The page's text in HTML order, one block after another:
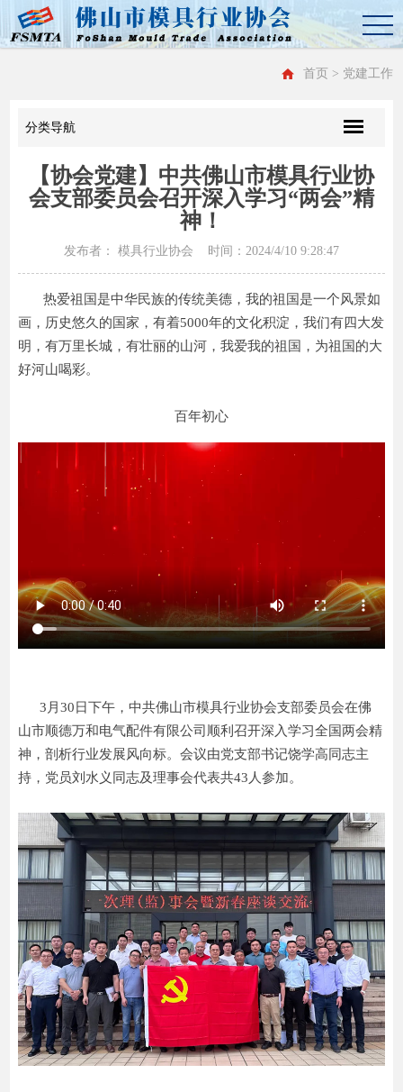
首页 > 党建工作
分类导航
【协会党建】中共佛山市模具行业协
会支部委员会召开深入学习“两会”精
神！
发布者： 模具行业协会 时间：2024/4/10 9:28:47
热爱祖国是中华民族的传统美德，我的祖国是一个风景如
画，历史悠久的国家，有着5000年的文化积淀，我们有四大发
明，有万里长城，有壮丽的山河，我爱我的祖国，为祖国的大
好河山喝彩。
百年初心
3月30日下午，中共佛山市模具行业协会支部委员会在佛
山市顺德万和电气配件有限公司顺利召开深入学习全国两会精
神，剖析行业发展风向标。会议由党支部书记饶学高同志主
持，党员刘水义同志及理事会代表共43人参加。